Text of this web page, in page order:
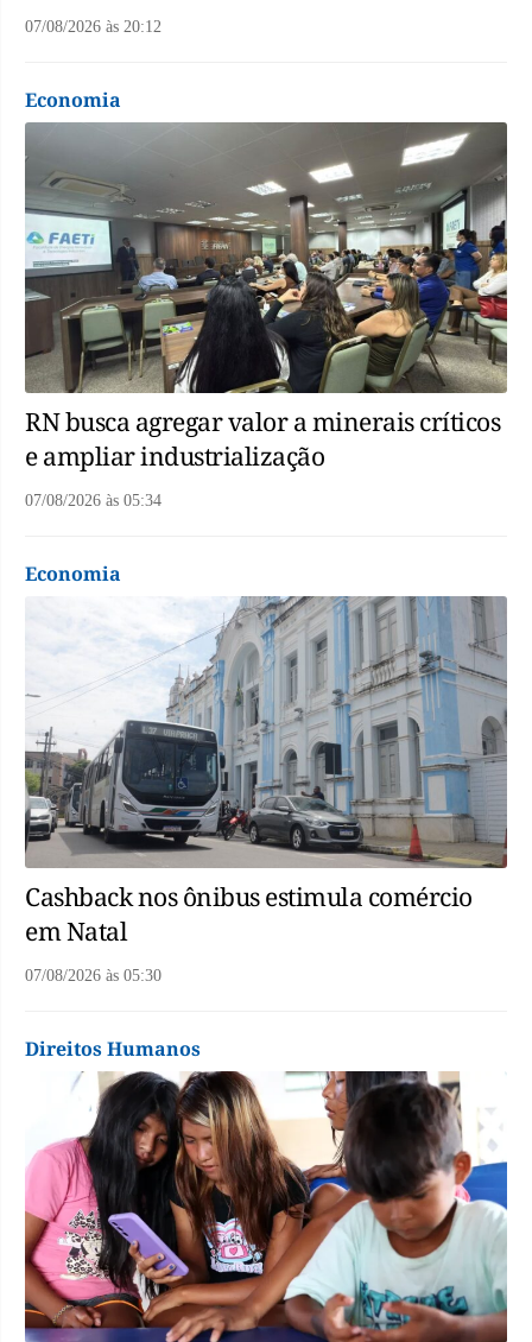
07/08/2026 às 20:12
Economia
RN busca agregar valor a minerais críticos
e ampliar industrialização
07/08/2026 às 05:34
Economia
Cashback nos ônibus estimula comércio
em Natal
07/08/2026 às 05:30
Direitos Humanos